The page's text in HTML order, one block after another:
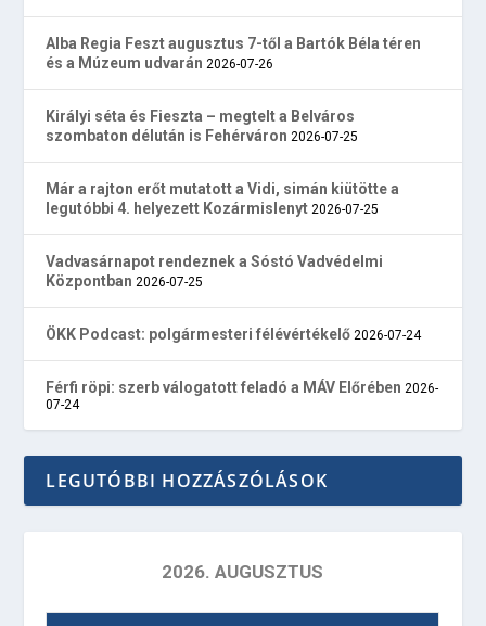
Alba Regia Feszt augusztus 7-től a Bartók Béla téren
és a Múzeum udvarán 2026-07-26
Királyi séta és Fieszta – megtelt a Belváros
szombaton délután is Fehérváron 2026-07-25
Már a rajton erőt mutatott a Vidi, simán kiütötte a
legutóbbi 4. helyezett Kozármislenyt 2026-07-25
Vadvasárnapot rendeznek a Sóstó Vadvédelmi
Központban 2026-07-25
ÖKK Podcast: polgármesteri félévértékelő 2026-07-24
Férfi röpi: szerb válogatott feladó a MÁV Előrében 2026-
07-24
LEGUTÓBBI HOZZÁSZÓLÁSOK
2026. AUGUSZTUS